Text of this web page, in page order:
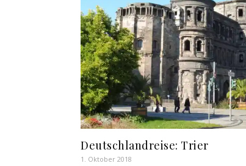
Deutschlandreise: Trier
1. Oktober 2018